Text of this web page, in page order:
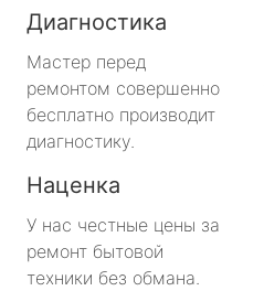
Диагностика
Мастер перед
ремонтом совершенно
бесплатно производит
диагностику.
Наценка
У нас честные цены за
ремонт бытовой
техники без обмана.